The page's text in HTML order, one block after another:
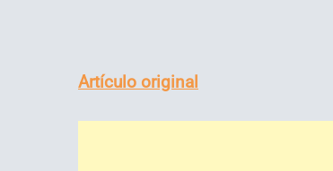
Artículo original